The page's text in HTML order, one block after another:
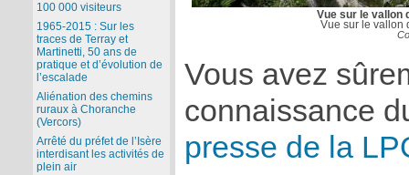
Vue sur le vallon
Vue sur le vallon
Vous avez
connaissance
presse de la
100 000 visiteurs
1965-2015 : Sur les
traces de Terray et
Martinetti, 50 ans de
pratique et d’évolution de
l’escalade
Aliénation des chemins
ruraux à Choranche
(Vercors)
Arrêté du préfet de l’Isère
interdisant les activités de
plein air